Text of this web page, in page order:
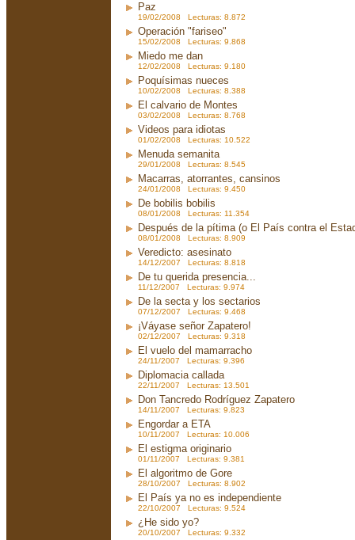
Paz
19/02/2008 Lecturas: 8.872
Operación "fariseo"
15/02/2008 Lecturas: 9.868
Miedo me dan
12/02/2008 Lecturas: 9.180
Poquísimas nueces
10/02/2008 Lecturas: 8.388
El calvario de Montes
03/02/2008 Lecturas: 8.768
Videos para idiotas
01/02/2008 Lecturas: 10.522
Menuda semanita
29/01/2008 Lecturas: 8.545
Macarras, atorrantes, cansinos
24/01/2008 Lecturas: 9.450
De bobilis bobilis
08/01/2008 Lecturas: 11.354
Después de la pítima (o El País contra el
08/01/2008 Lecturas: 8.909
Veredicto: asesinato
14/12/2007 Lecturas: 8.818
De tu querida presencia...
11/12/2007 Lecturas: 9.974
De la secta y los sectarios
07/12/2007 Lecturas: 9.468
¡Váyase señor Zapatero!
02/12/2007 Lecturas: 9.318
El vuelo del mamarracho
24/11/2007 Lecturas: 9.396
Diplomacia callada
22/11/2007 Lecturas: 13.501
Don Tancredo Rodríguez Zapatero
14/11/2007 Lecturas: 9.823
Engordar a ETA
10/11/2007 Lecturas: 10.006
El estigma originario
01/11/2007 Lecturas: 9.381
El algoritmo de Gore
28/10/2007 Lecturas: 8.902
El País ya no es independiente
22/10/2007 Lecturas: 9.524
¿He sido yo?
20/10/2007 Lecturas: 9.332